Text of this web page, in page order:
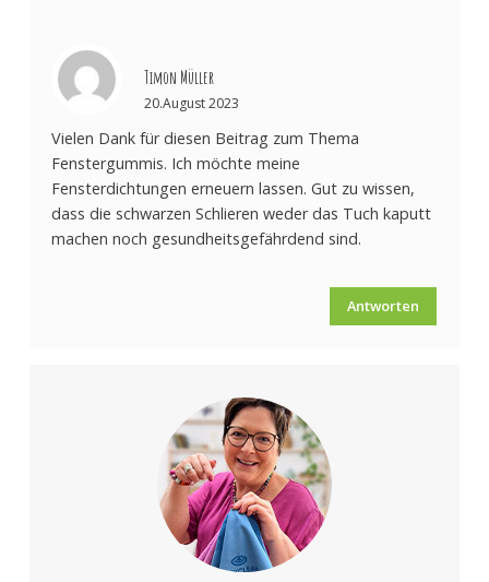
Timon Müller
20.August 2023
Vielen Dank für diesen Beitrag zum Thema
Fenstergummis. Ich möchte meine
Fensterdichtungen erneuern lassen. Gut zu wissen,
dass die schwarzen Schlieren weder das Tuch kaputt
machen noch gesundheitsgefährdend sind.
Antworten